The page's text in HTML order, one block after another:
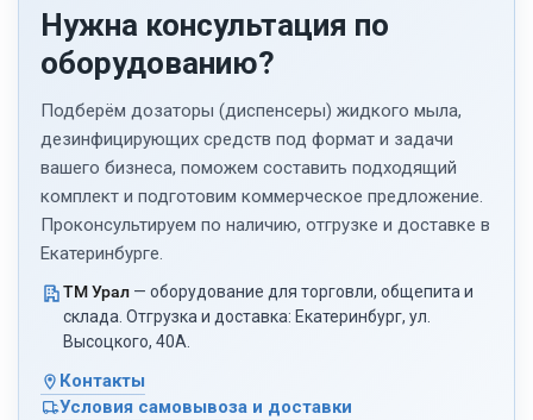
максимальную гигиену.
По типу заливаемого средства
с большинством видов жидких моющих средств. Часто
используются в офисных и общественных туалетах.
Для пенящегося мыла. Подают мыло в виде пены.
Экономят расход и создают ощущение «мягкой» чистоты.
Подходят для детских учреждений и кафе.
Для антисептиков и дезинфицирующих гелей.
Предназначены для размещения у входов в здания, на
ресепшене, в медкабинетах и точках с массовым
скоплением людей. Помогают обеспечить
По способу заливки мыла
Нужна консультация по
оборудованию?
Подберём дозаторы (диспенсеры) жидкого мыла,
дезинфицирующих средств под формат и задачи
вашего бизнеса, поможем составить подходящий
комплект и подготовим коммерческое предложение.
Проконсультируем по наличию, отгрузке и доставке в
Екатеринбурге.
ТМ Урал — оборудование для торговли, общепита и
склада. Отгрузка и доставка: Екатеринбург, ул.
Высоцкого, 40А.
Контакты
Условия самовывоза и доставки